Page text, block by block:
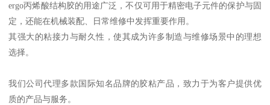
ergo丙烯酸结构胶的用途广泛，不仅可用于精密电子元件的保护与固
定，还能在机械装配、日常维修中发挥重要作用。
其强大的粘接力与耐久性，使其成为许多制造与维修场景中的理想
选择。
我们公司代理多款国际知名品牌的胶粘产品，致力于为客户提供优
质的产品与服务。